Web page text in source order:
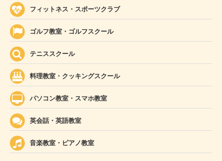
フィットネス・スポーツクラブ
ゴルフ教室・ゴルフスクール
テニススクール
料理教室・クッキングスクール
パソコン教室・スマホ教室
英会話・英語教室
音楽教室・ピアノ教室